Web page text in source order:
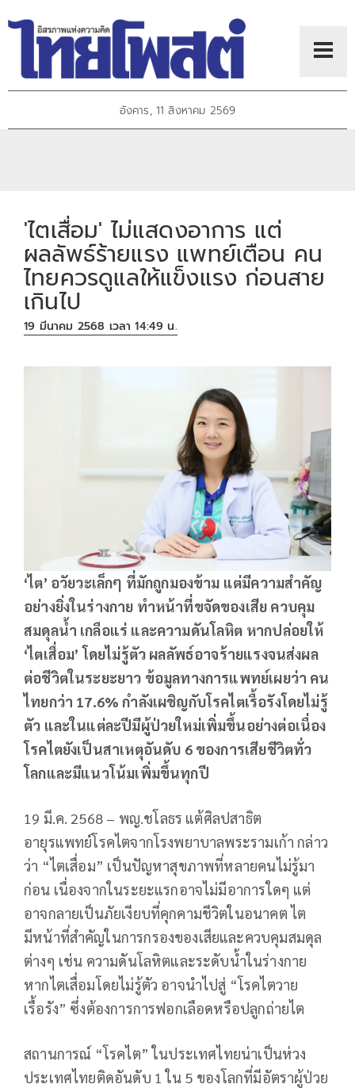
อังคาร, 11 สิงหาคม 2569
'ไตเสื่อม' ไม่แสดงอาการ แต่
ผลลัพธ์ร้ายแรง แพทย์เตือน คน
ไทยควรดูแลให้แข็งแรง ก่อนสาย
เกินไป
19 มีนาคม 2568 เวลา 14:49 น.
‘ไต’ อวัยวะเล็กๆ ที่มักถูกมองข้าม แต่มีความสำคัญ
อย่างยิ่งในร่างกาย ทำหน้าที่ขจัดของเสีย ควบคุม
สมดุลน้ำ เกลือแร่ และความดันโลหิต หากปล่อยให้
‘ไตเสื่อม’ โดยไม่รู้ตัว ผลลัพธ์อาจร้ายแรงจนส่งผล
ต่อชีวิตในระยะยาว ข้อมูลทางการแพทย์เผยว่า คน
ไทยกว่า 17.6% กำลังเผชิญกับโรคไตเรื้อรังโดยไม่รู้
ตัว และในแต่ละปีมีผู้ป่วยใหม่เพิ่มขึ้นอย่างต่อเนื่อง
โรคไตยังเป็นสาเหตุอันดับ 6 ของการเสียชีวิตทั่ว
โลกและมีแนวโน้มเพิ่มขึ้นทุกปี
19 มี.ค. 2568 – พญ.ชโลธร แต้ศิลปสาธิต
อายุรแพทย์โรคไตจากโรงพยาบาลพระรามเก้า กล่าว
ว่า “ไตเสื่อม” เป็นปัญหาสุขภาพที่หลายคนไม่รู้มา
ก่อน เนื่องจากในระยะแรกอาจไม่มีอาการใดๆ แต่
อาจกลายเป็นภัยเงียบที่คุกคามชีวิตในอนาคต ไต
มีหน้าที่สำคัญในการกรองของเสียและควบคุมสมดุล
ต่างๆ เช่น ความดันโลหิตและระดับน้ำในร่างกาย
หากไตเสื่อมโดยไม่รู้ตัว อาจนำไปสู่ “โรคไตวาย
เรื้อรัง” ซึ่งต้องการการฟอกเลือดหรือปลูกถ่ายไต
สถานการณ์ “โรคไต” ในประเทศไทยน่าเป็นห่วง
ประเทศไทยติดอันดับ 1 ใน 5 ของโลกที่มีอัตราผู้ป่วย